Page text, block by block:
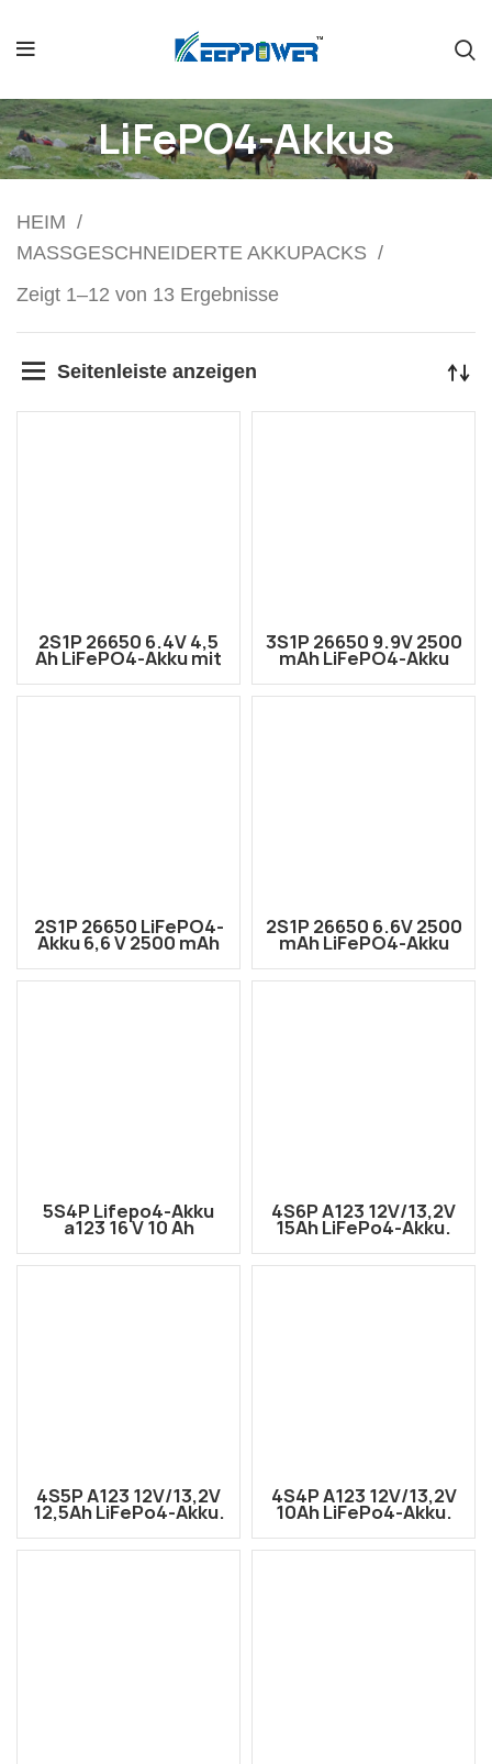
LiFePO4-Akkus
HEIM
MASSGESCHNEIDERTE AKKUPACKS
Zeigt 1–12 von 13 Ergebnisse
Seitenleiste anzeigen
2S1P 26650 6.4V 4,5
Ah LiFePO4-Akku mit
Anschluss
3S1P 26650 9.9V 2500
mAh LiFePO4-Akku
und JST XH-4P-
2S1P 26650 LiFePO4-
Akku 6,6 V 2500 mAh
mit AMASS XT60-F
und JST XH-3P-
2S1P 26650 6.6V 2500
mAh LiFePO4-Akku
und JST XH-3P-
5S4P Lifepo4-Akku
a123 16 V 10 Ah
Eisenphosphat-Akku
4S6P A123 12V/13,2V
15Ah LiFePo4-Akku.
Eisenphosphat-Akku
4S5P A123 12V/13,2V
12,5Ah LiFePo4-Akku.
Eisenphosphat-Akku
4S4P A123 12V/13,2V
10Ah LiFePo4-Akku.
Eisenphosphat-Akku